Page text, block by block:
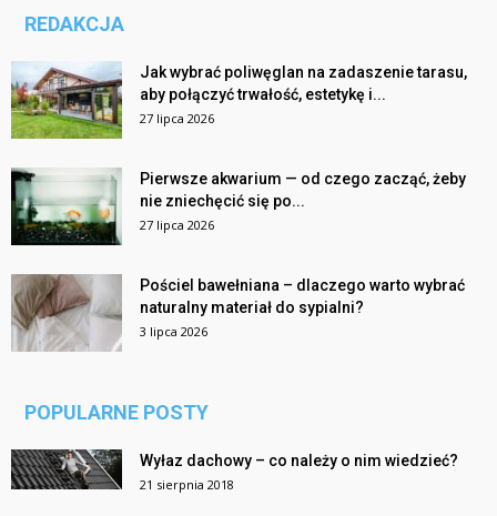
REDAKCJA
Jak wybrać poliwęglan na zadaszenie tarasu,
aby połączyć trwałość, estetykę i...
27 lipca 2026
Pierwsze akwarium — od czego zacząć, żeby
nie zniechęcić się po...
27 lipca 2026
Pościel bawełniana – dlaczego warto wybrać
naturalny materiał do sypialni?
3 lipca 2026
POPULARNE POSTY
Wyłaz dachowy – co należy o nim wiedzieć?
21 sierpnia 2018